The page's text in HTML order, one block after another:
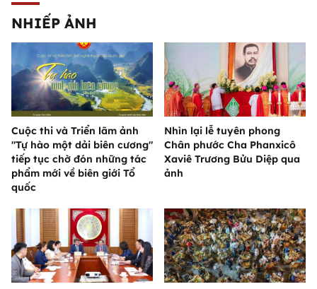
NHIẾP ẢNH
Cuộc thi và Triển lãm ảnh
"Tự hào một dải biên cương"
tiếp tục chờ đón những tác
phẩm mới về biên giới Tổ
quốc
Nhìn lại lễ tuyên phong
Chân phước Cha Phanxicô
Xaviê Trương Bửu Diệp qua
ảnh